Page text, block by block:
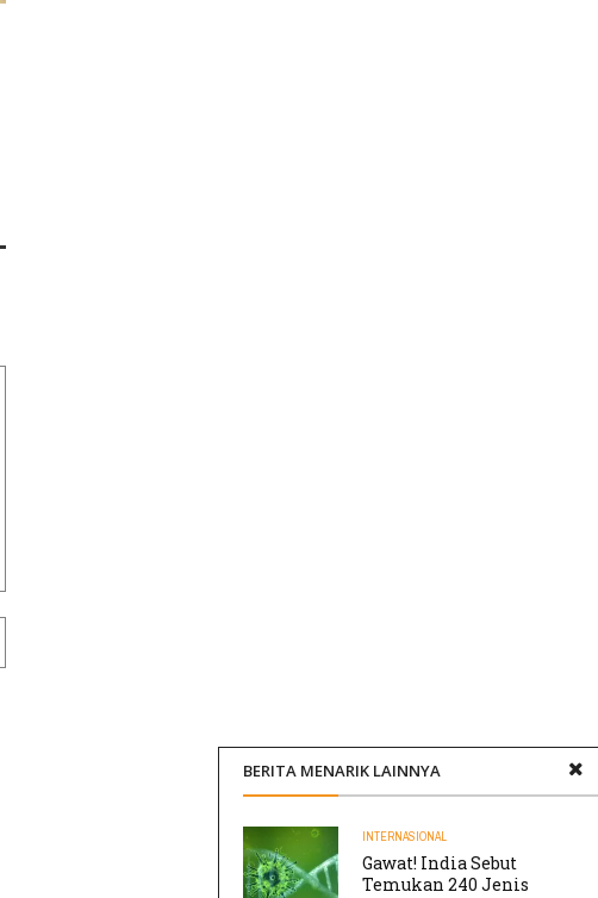
BERITA MENARIK LAINNYA
INTERNASIONAL
Gawat! India Sebut
Temukan 240 Jenis